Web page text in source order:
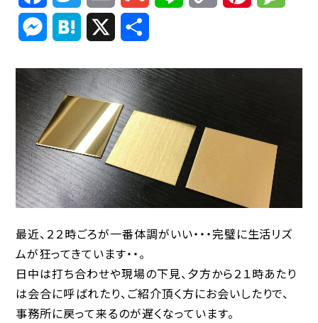
Link
Messenger
Hatena
最近、２２時ごろが一番体調がいい・・・完璧に生活リズ
ムが狂ってきています・・。
日中は打ち合わせや現場の下見、夕方から２１時あたり
は会合に呼ばれたり、ご紹介頂く方にお会いしたりで、
事務所に戻って来るのが遅くなっています。